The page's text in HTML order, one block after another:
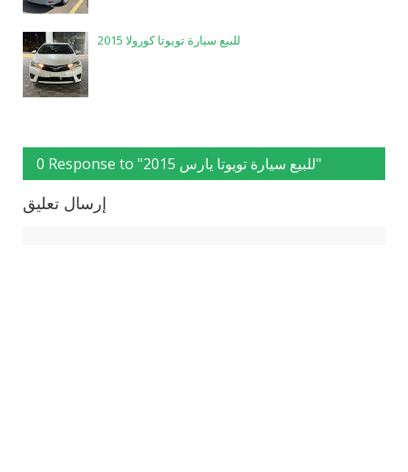
للبيع سيارة تويوتا كورولا 2015
0 Response to "للبيع سيارة تويوتا يارس 2015"
إرسال تعليق